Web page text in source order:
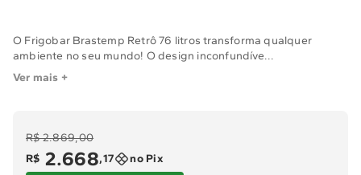
O Frigobar Brastemp Retrô 76 litros transforma qualquer
ambiente no seu mundo! O design inconfundíve...
Ver mais +
R$ 2.869,00
R$ 2.668,17 no Pix